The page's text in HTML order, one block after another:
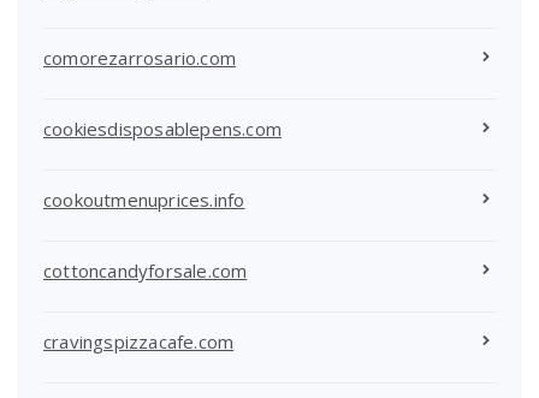
comorezarrosario.com
cookiesdisposablepens.com
cookoutmenuprices.info
cottoncandyforsale.com
cravingspizzacafe.com